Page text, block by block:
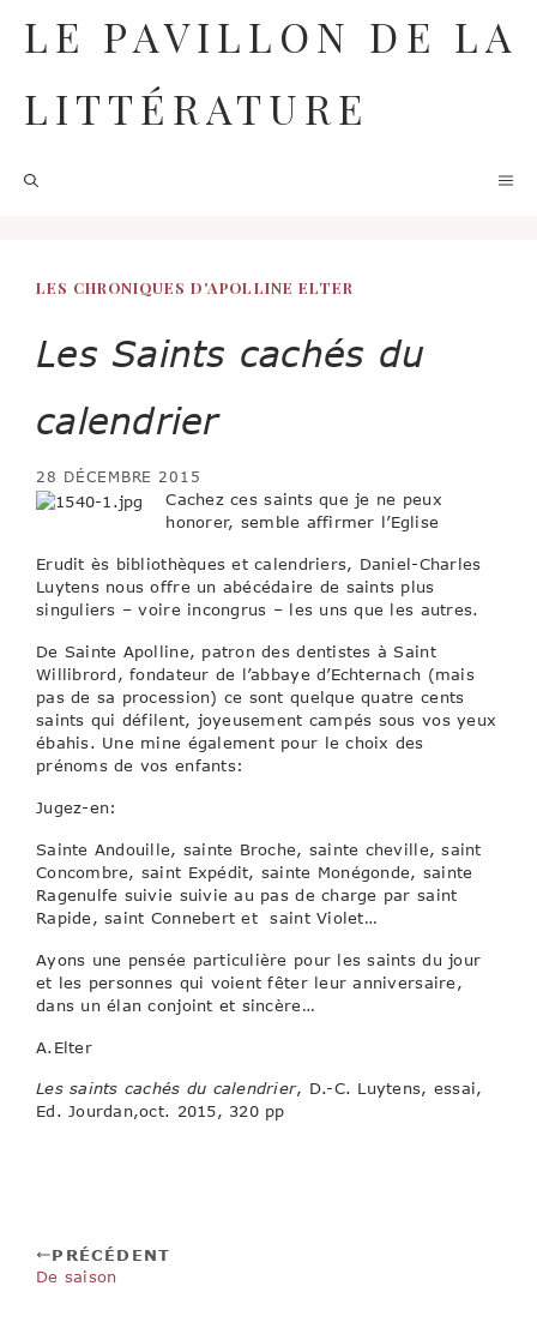
contenu
LE PAVILLON DE LA
LITTÉRATURE
LES CHRONIQUES D'APOLLINE ELTER
Les Saints cachés du
calendrier
28 DÉCEMBRE 2015
Cachez ces saints que je ne peux
honorer, semble affirmer l’Eglise
Erudit ès bibliothèques et calendriers, Daniel-Charles
Luytens nous offre un abécédaire de saints plus
singuliers – voire incongrus – les uns que les autres.
De Sainte Apolline, patron des dentistes à Saint
Willibrord, fondateur de l’abbaye d’Echternach (mais
pas de sa procession) ce sont quelque quatre cents
saints qui défilent, joyeusement campés sous vos yeux
ébahis. Une mine également pour le choix des
prénoms de vos enfants:
Jugez-en:
Sainte Andouille, sainte Broche, sainte cheville, saint
Concombre, saint Expédit, sainte Monégonde, sainte
Ragenulfe suivie suivie au pas de charge par saint
Rapide, saint Connebert et saint Violet…
Ayons une pensée particulière pour les saints du jour
et les personnes qui voient fêter leur anniversaire,
dans un élan conjoint et sincère…
A.Elter
Les saints cachés du calendrier, D.-C. Luytens, essai,
Ed. Jourdan,oct. 2015, 320 pp
PRÉCÉDENT
De saison